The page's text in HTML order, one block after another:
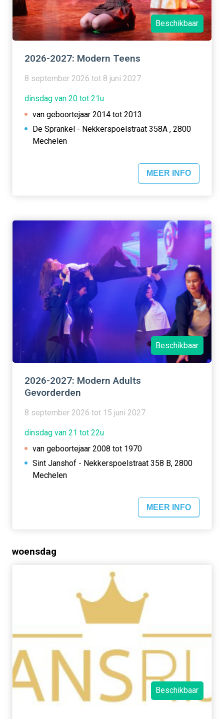
Beschikbaar
2026-2027: Modern Teens
8 september 2026 tot 8 juni 2027
dinsdag van 20 tot 21u
van geboortejaar 2014 tot 2013
De Sprankel - Nekkerspoelstraat 358A , 2800
Mechelen
MEER INFO
Beschikbaar
2026-2027: Modern Adults
Gevorderden
8 september 2026 tot 15 juni 2027
dinsdag van 21 tot 22u
van geboortejaar 2008 tot 1970
Sint Janshof - Nekkerspoelstraat 358 B, 2800
Mechelen
MEER INFO
woensdag
Beschikbaar